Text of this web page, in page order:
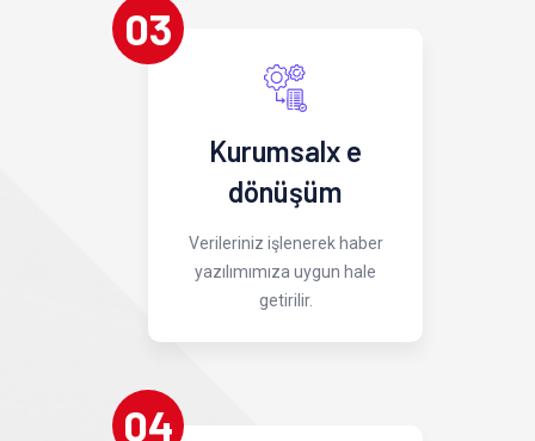
03
Kurumsalx e
dönüşüm
Verileriniz işlenerek haber
yazılımımıza uygun hale
getirilir.
04